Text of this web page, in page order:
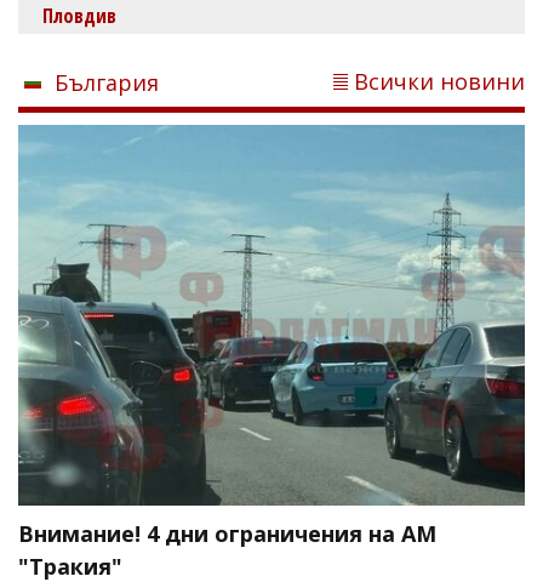
Пловдив
България Всички новини
Внимание! 4 дни ограничения на АМ
"Тракия"